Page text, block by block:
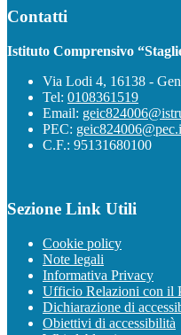
Contatti
Istituto Comprensivo
Via Lodi 4, 16138 -
Tel: 0108361519
Email:
PEC:
C.F.: 95131680100
Sezione Link Utili
Cookie policy
Note legali
Informativa Privacy
Ufficio Relazioni con il
Dichiarazione di
Obiettivi di accessibilità